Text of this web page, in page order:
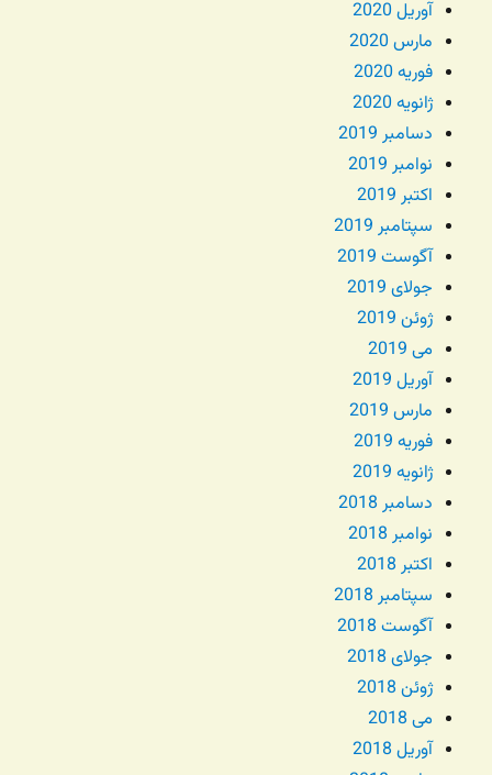
آوریل 2020
مارس 2020
فوریه 2020
ژانویه 2020
دسامبر 2019
نوامبر 2019
اکتبر 2019
سپتامبر 2019
آگوست 2019
جولای 2019
ژوئن 2019
می 2019
آوریل 2019
مارس 2019
فوریه 2019
ژانویه 2019
دسامبر 2018
نوامبر 2018
اکتبر 2018
سپتامبر 2018
آگوست 2018
جولای 2018
ژوئن 2018
می 2018
آوریل 2018